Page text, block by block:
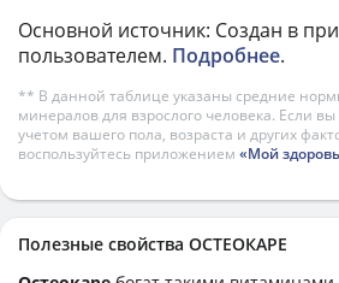
Основной источник: Создан в
пользователем. Подробнее.
** В данной таблице указаны средние
минералов для взрослого человека. Если
учетом вашего пола, возраста и других
воспользуйтесь приложением «Мой
Полезные свойства ОСТЕОКАРЕ